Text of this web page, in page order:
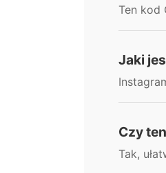
Ten kod
Jaki
Czy
Tak,